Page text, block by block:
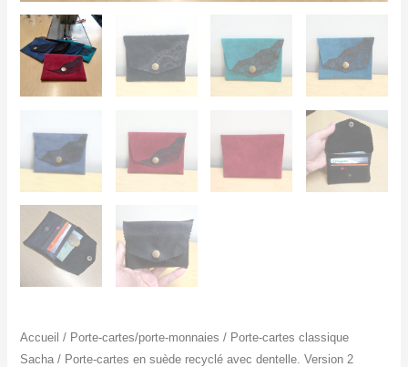
Accueil / Porte-cartes/porte-monnaies / Porte-cartes classique
Sacha / Porte-cartes en suède recyclé avec dentelle. Version 2